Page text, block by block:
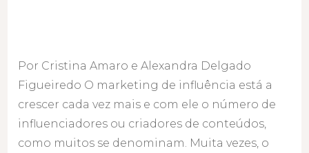
Por Cristina Amaro e Alexandra Delgado
Figueiredo O marketing de influência está a
crescer cada vez mais e com ele o número de
influenciadores ou criadores de conteúdos,
como muitos se denominam. Muita vezes, o